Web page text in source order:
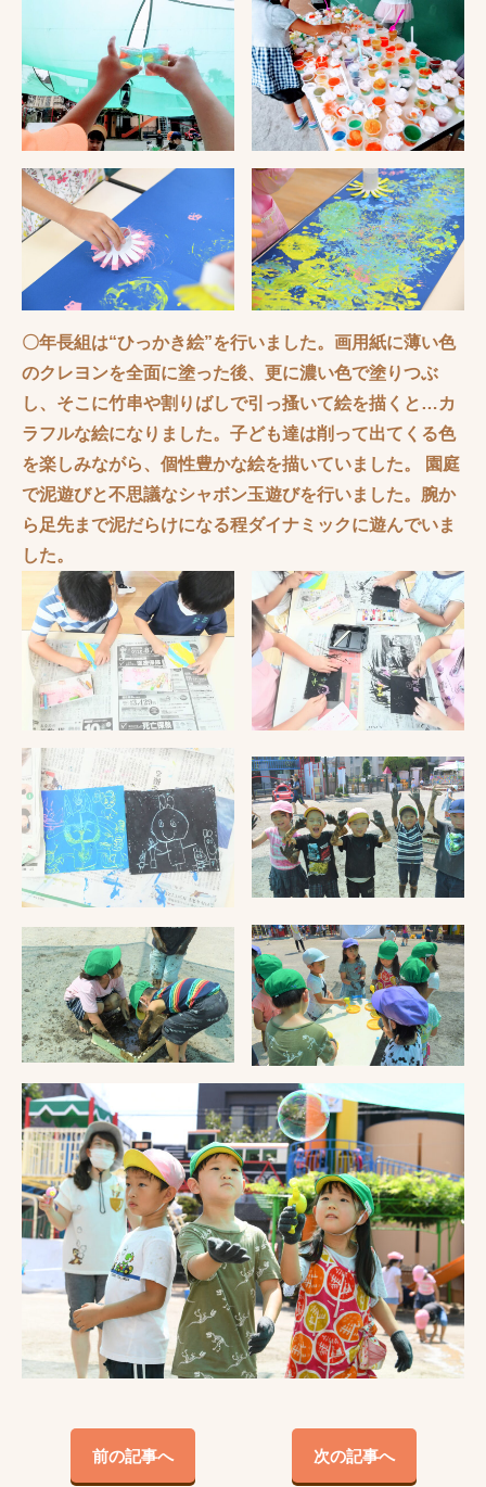
〇年長組は“ひっかき絵”を行いました。画用紙に薄い色
のクレヨンを全面に塗った後、更に濃い色で塗りつぶ
し、そこに竹串や割りばしで引っ搔いて絵を描くと…カ
ラフルな絵になりました。子ども達は削って出てくる色
を楽しみながら、個性豊かな絵を描いていました。 園庭
で泥遊びと不思議なシャボン玉遊びを行いました。腕か
ら足先まで泥だらけになる程ダイナミックに遊んでいま
した。
前の記事へ 次の記事へ